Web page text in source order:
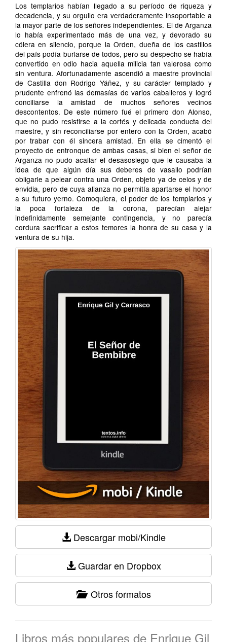
Los templarios habían llegado a su período de riqueza y
decadencia, y su orgullo era verdaderamente insoportable a
la mayor parte de los señores independientes. El de Arganza
lo había experimentado más de una vez, y devorado su
cólera en silencio, porque la Orden, dueña de los castillos
del país podía burlarse de todos, pero su despecho se había
convertido en odio hacia aquella milicia tan valerosa como
sin ventura. Afortunadamente ascendió a maestre provincial
de Castilla don Rodrigo Yáñez, y su carácter templado y
prudente enfrenó las demasías de varios caballeros y logró
conciliarse la amistad de muchos señores vecinos
descontentos. De este número fué el primero don Alonso,
que no pudo resistirse a la cortés y delicada conducta del
maestre, y sin reconciliarse por entero con la Orden, acabó
por trabar con él sincera amistad. En ella se cimentó el
proyecto de entronque de ambas casas, si bien el señor de
Arganza no pudo acallar el desasosiego que le causaba la
idea de que algún día sus deberes de vasallo podrían
obligarle a pelear contra una Orden, objeto ya de celos y de
envidia, pero de cuya alianza no permitía apartarse el honor
a su futuro yerno. Comoquiera, el poder de los templarios y
la poca fortaleza de la corona, parecían alejar
indefinidamente semejante contingencia, y no parecía
cordura sacrificar a estos temores la honra de su casa y la
ventura de su hija.
Descargar mobi/Kindle
Guardar en Dropbox
Otros formatos
Libros más populares de Enrique Gil